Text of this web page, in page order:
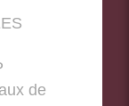
de